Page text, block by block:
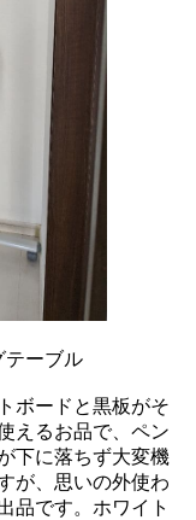
グテーブル
えるお品で、ペン
下に落ちず大変機
が、思いの外使わ
品です。ホワイト